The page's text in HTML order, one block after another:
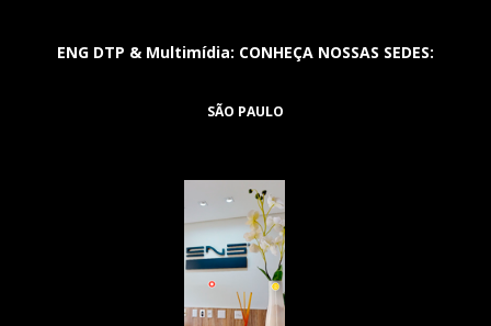
ENG DTP & Multimídia: CONHEÇA NOSSAS SEDES:
SÃO PAULO